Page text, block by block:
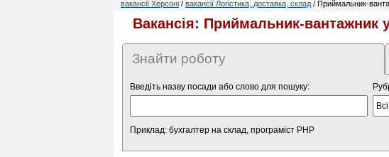
вакансії Херсоні / вакансії Логістика, доставка, склад / Приймальник-
Вакансія: Приймальник-
Знайти роботу
Введіть назву посади або слово для пошуку:
Приклад: бухгалтер на склад, програміст PHP